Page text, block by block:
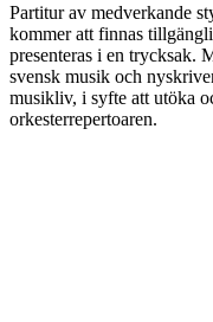
Partitur av medverkande
kommer att finnas
presenteras i en trycksak.
svensk musik och
musikliv, i syfte att utöka
orkesterrepertoaren.